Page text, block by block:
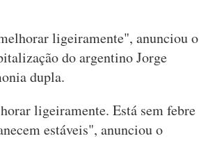
ligeiramente", anunciou o
do argentino Jorge
dupla.
ligeiramente. Está sem febre
estáveis", anunciou o